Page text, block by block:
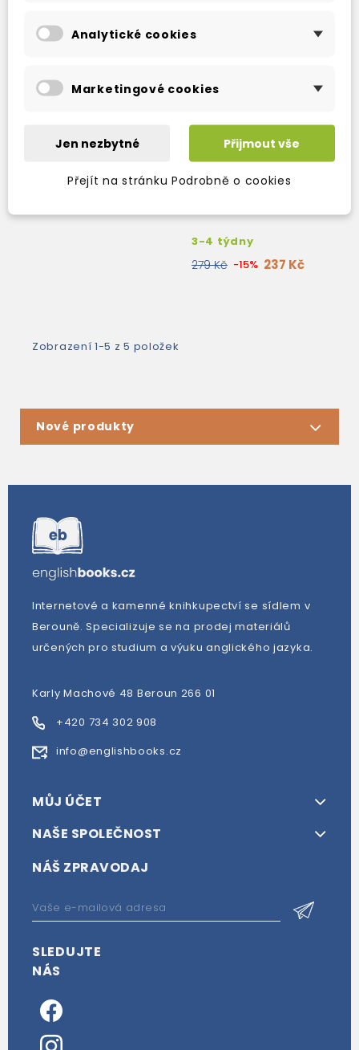
WINTERKILL
3-4 týdny
279 Kč -15% 237 Kč
Zobrazení 1-5 z 5 položek
Nové produkty
Internetové a kamenné knihkupectví se sídlem v
Berouně. Specializuje se na prodej materiálů
určených pro studium a výuku anglického jazyka.
Karly Machové 48 Beroun 266 01
+420 734 302 908
info@englishbooks.cz
MŮJ ÚČET
NAŠE SPOLEČNOST
NÁŠ ZPRAVODAJ
SLEDUJTE
NÁS
Analytické cookies
Marketingové cookies
Jen nezbytné Přijmout vše
Přejít na stránku Podrobně o cookies